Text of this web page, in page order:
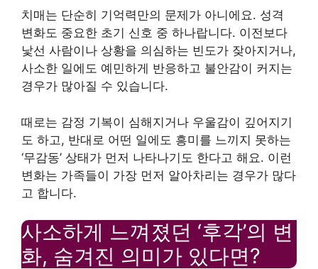
치매는 단순히 기억력만의 문제가 아니에요. 성격
변화도 중요한 초기 신호 중 하나랍니다. 이전보다
낯선 사람이나 상황을 의심하는 빈도가 잦아지거나,
사소한 일에도 예민하게 반응하고 불안감이 커지는
경우가 많아질 수 있습니다.
때로는 감정 기복이 심해지거나 우울감이 깊어지기
도 하고, 반대로 어떤 일에도 흥미를 느끼지 못하는
‘무감동’ 상태가 먼저 나타나기도 한다고 해요. 이런
변화는 가족들이 가장 먼저 알아차리는 경우가 많다
고 합니다.
사소하게 느껴졌던 ‘후각’의 변
화, 숨겨진 의미가 있다면?